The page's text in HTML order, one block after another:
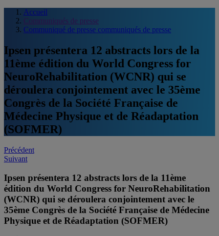
Accueil
Communiqués de presse
Communiqué de presse communiqués de presse
Ipsen présentera 12 abstracts lors de la
11ème édition du World Congress for
NeuroRehabilitation (WCNR) qui se
déroulera conjointement avec le 35ème
Congrès de la Société Française de
Médecine Physique et de Réadaptation
(SOFMER)
Post
navigation
Précédent
Suivant
Ipsen présentera 12 abstracts lors de la 11ème
édition du World Congress for NeuroRehabilitation
(WCNR) qui se déroulera conjointement avec le
35ème Congrès de la Société Française de Médecine
Physique et de Réadaptation (SOFMER)